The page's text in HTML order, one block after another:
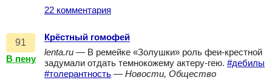
22 комментария
91
В пену
Крёстный гомофей
lenta.ru — В ремейке «Золушки» роль феи-крестной
задумали отдать темнокожему актеру-гею. #дебилы
#толерантность — Новости, Общество